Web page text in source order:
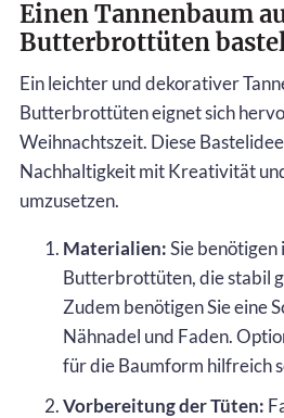
Einen Tannenbaum
Butterbrottüten
Ein leichter und dekorativer
Butterbrottüten eignet sich
Weihnachtszeit. Diese
Nachhaltigkeit mit Kreativität
umzusetzen.
Materialien:Sie benötigen
Butterbrottüten, die stabil
Zudem benötigen Sie eine
Nähnadel und Faden.
für die Baumform hilfreich
Vorbereitung der Tüten: